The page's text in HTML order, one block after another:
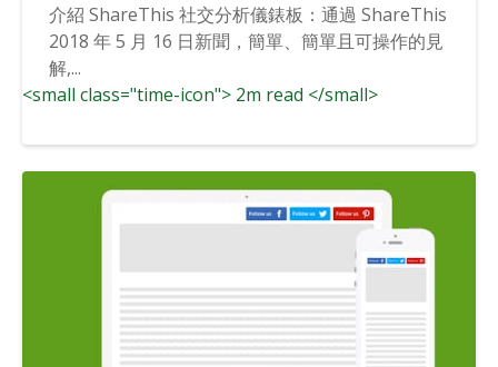
介紹 ShareThis 社交分析儀錶板：通過 ShareThis
2018 年 5 月 16 日新聞，簡單、簡單且可操作的見
解,...
<small class="time-icon"> 2m read </small>